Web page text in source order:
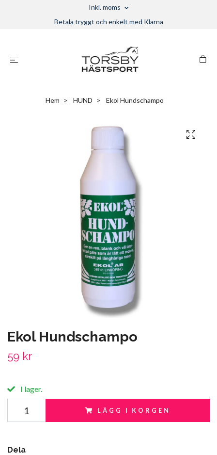
Inkl. moms
Betala tryggt och enkelt med Klarna
Hem HUND Ekol Hundschampo
Ekol Hundschampo
59 kr
I lager.
LÄGG I KORGEN
Dela